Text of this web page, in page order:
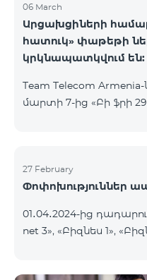
06 March
Արցախցիների
հատուկ» փաթեթի
կրկնապատկվում են:
Team Telecom
մարտի 7-ից «Բի ֆրի
900 րոպե և 600 SMS,
450 րոպեի և 300 SMS-
ժամկետը չի փոխվում։
սակագնային փաթեթը
ամենապահանջված
27 February
Փոփոխություններ
01․04․2024-ից
net 3», «Բիզնես 1»,